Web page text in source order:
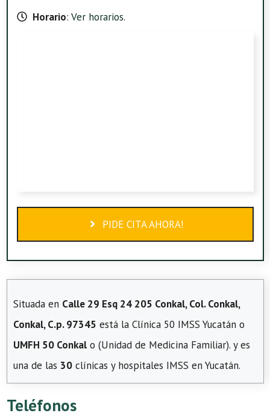
Horario: Ver horarios.
PIDE CITA AHORA!
Situada en Calle 29 Esq 24 205 Conkal, Col. Conkal,
Conkal, C.p. 97345 está la Clínica 50 IMSS Yucatán o
UMFH 50 Conkal o (Unidad de Medicina Familiar). y es
una de las 30 clínicas y hospitales IMSS en Yucatán.
Teléfonos